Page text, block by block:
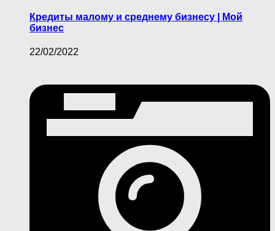
Кредиты малому и среднему бизнесу | Мой
бизнес
22/02/2022